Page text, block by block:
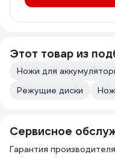
Этот товар из
Ножи для
Режущие диски
Сервисное
Гарантия производителя